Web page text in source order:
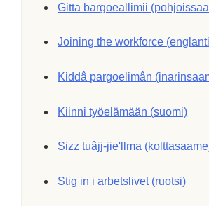
Gitta bargoeallimii
Joining the workforce
Kiddâ pargoelimân
Kiinni työelämään (suomi)
Sizz tuâjj-jieʹllma
Stig in i arbetslivet (ruotsi)